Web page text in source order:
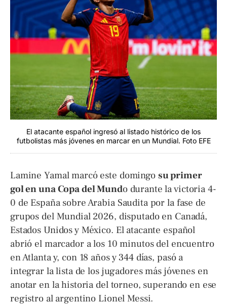
El atacante español ingresó al listado histórico de los
futbolistas más jóvenes en marcar en un Mundial. Foto EFE
Lamine Yamal marcó este domingo su primer
gol en una Copa del Mundo durante la victoria 4-
0 de España sobre Arabia Saudita por la fase de
grupos del Mundial 2026, disputado en Canadá,
Estados Unidos y México. El atacante español
abrió el marcador a los 10 minutos del encuentro
en Atlanta y, con 18 años y 344 días, pasó a
integrar la lista de los jugadores más jóvenes en
anotar en la historia del torneo, superando en ese
registro al argentino Lionel Messi.